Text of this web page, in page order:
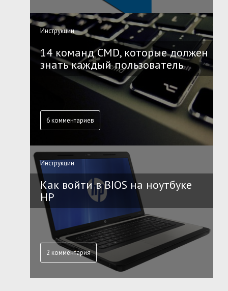
Инструкции
14 команд CMD, которые должен
знать каждый пользователь
6 комментариев
Инструкции
Как войти в BIOS на ноутбуке
HP
2 комментария